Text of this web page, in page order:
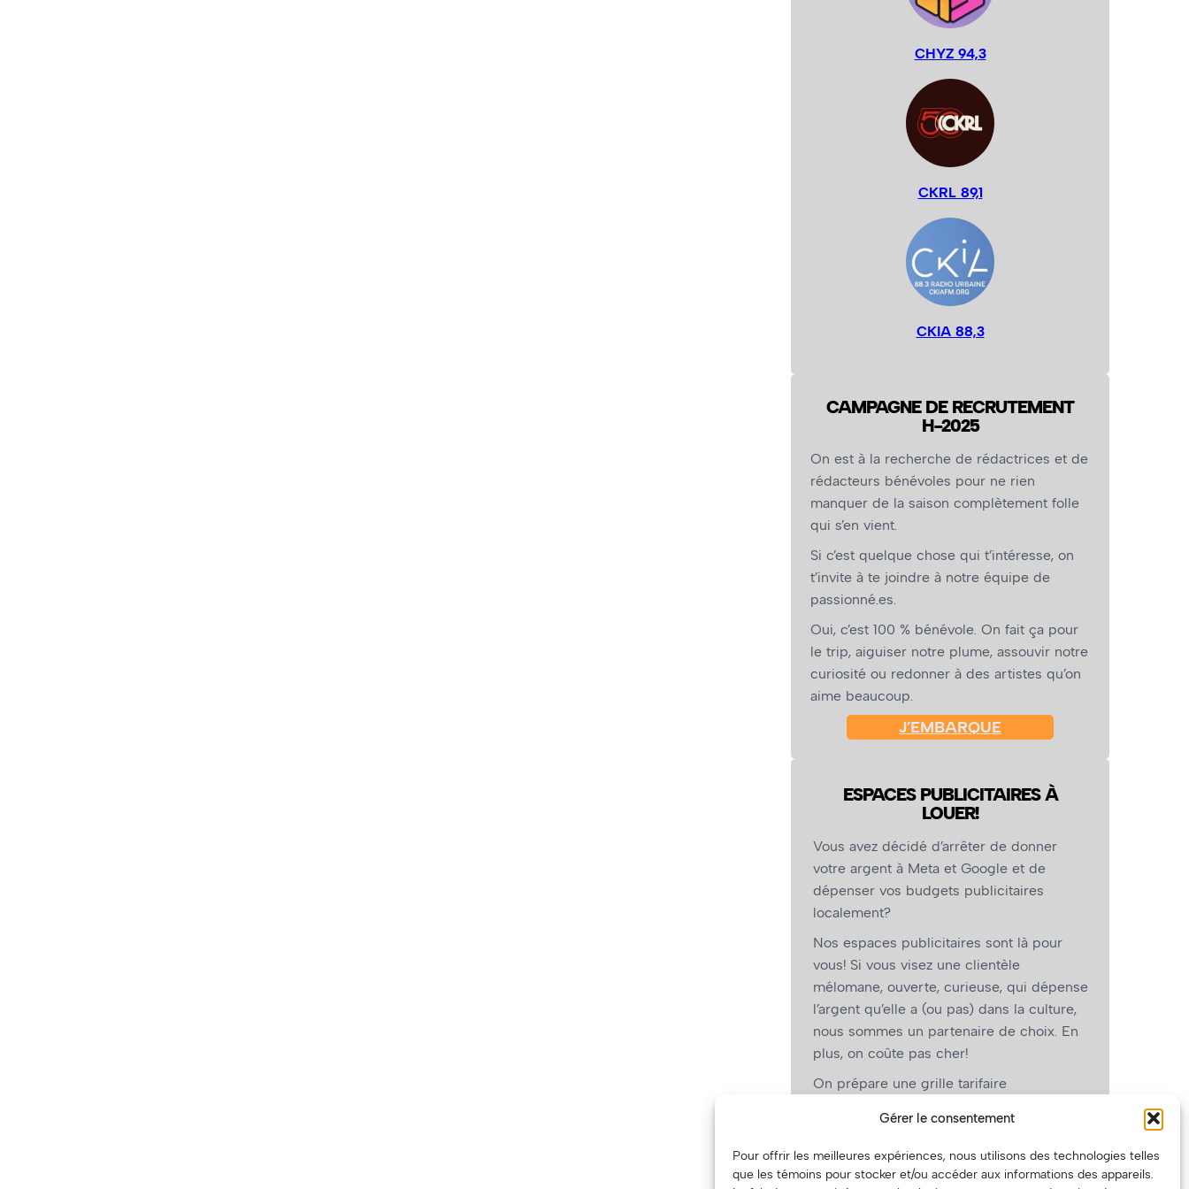
Gérer le consentement
Pour offrir les meilleures expériences, nous utilisons des technologies telles
que les témoins pour stocker et/ou accéder aux informations des appareils.
CHYZ 94,3
CKRL 89,1
CKIA 88,3
CAMPAGNE DE RECRUTEMENT
H-2025
On est à la recherche de rédactrices et de
rédacteurs bénévoles pour ne rien
manquer de la saison complètement folle
qui s’en vient.
Si c’est quelque chose qui t’intéresse, on
t’invite à te joindre à notre équipe de
passionné.es.
Oui, c’est 100 % bénévole. On fait ça pour
le trip, aiguiser notre plume, assouvir notre
curiosité ou redonner à des artistes qu’on
aime beaucoup.
J’EMBARQUE
ESPACES PUBLICITAIRES À
LOUER!
Vous avez décidé d’arrêter de donner
votre argent à Meta et Google et de
dépenser vos budgets publicitaires
localement?
Nos espaces publicitaires sont là pour
vous! Si vous visez une clientèle
mélomane, ouverte, curieuse, qui dépense
l’argent qu’elle a (ou pas) dans la culture,
nous sommes un partenaire de choix. En
plus, on coûte pas cher!
On prépare une grille tarifaire
vous, les artistes!)